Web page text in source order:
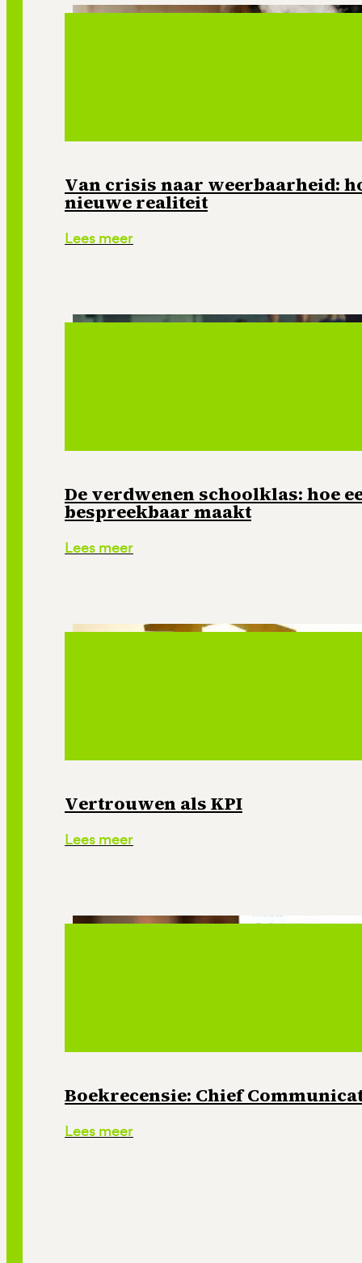
Van crisis naar weerbaarheid:
nieuwe realiteit
Lees meer
De verdwenen schoolklas: hoe
bespreekbaar maakt
Lees meer
Vertrouwen als KPI
Lees meer
Boekrecensie: Chief
Lees meer